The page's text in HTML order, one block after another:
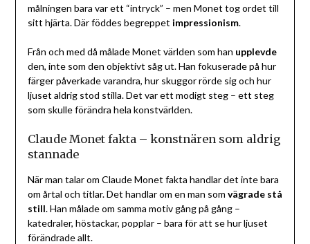
målningen bara var ett “intryck” – men Monet tog ordet till
sitt hjärta. Där föddes begreppet impressionism.
Från och med då målade Monet världen som han upplevde
den, inte som den objektivt såg ut. Han fokuserade på hur
färger påverkade varandra, hur skuggor rörde sig och hur
ljuset aldrig stod stilla. Det var ett modigt steg – ett steg
som skulle förändra hela konstvärlden.
Claude Monet fakta – konstnären som aldrig
stannade
När man talar om Claude Monet fakta handlar det inte bara
om årtal och titlar. Det handlar om en man som vägrade stå
still. Han målade om samma motiv gång på gång –
katedraler, höstackar, popplar – bara för att se hur ljuset
förändrade allt.